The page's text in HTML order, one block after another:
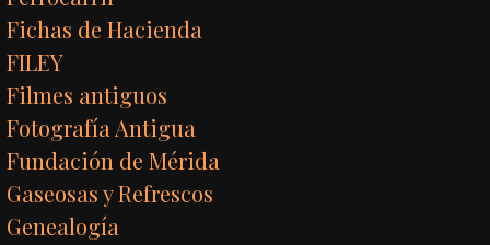
Fichas de Hacienda
FILEY
Filmes antiguos
Fotografía Antigua
Fundación de Mérida
Gaseosas y Refrescos
Genealogía